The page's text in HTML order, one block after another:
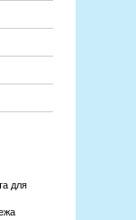
для